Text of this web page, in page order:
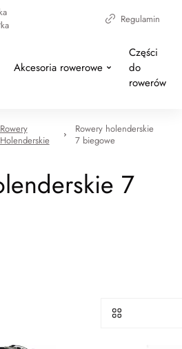
Regulamin
Akcesoria rowerowe
Części
do
rowerów
Rowery
Holenderskie
Rowery holenderskie
7 biegowe
7